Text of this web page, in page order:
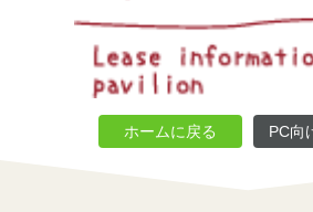
ホームに戻る PC向